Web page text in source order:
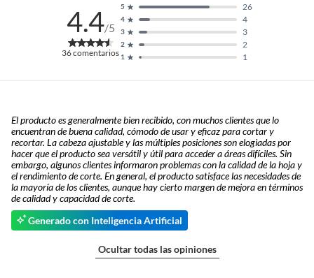
4.4/5
36comentarios 1 1
2 2
3 3
4 4
5 26
El producto es generalmente bien recibido, con muchos clientes que lo
encuentran de buena calidad, cómodo de usar y eficaz para cortar y
recortar. La cabeza ajustable y las múltiples posiciones son elogiadas por
hacer que el producto sea versátil y útil para acceder a áreas difíciles. Sin
embargo, algunos clientes informaron problemas con la calidad de la hoja y
el rendimiento de corte. En general, el producto satisface las necesidades de
la mayoría de los clientes, aunque hay cierto margen de mejora en términos
de calidad y capacidad de corte.
Generado con Inteligencia Artificial
Ocultar todas las opiniones